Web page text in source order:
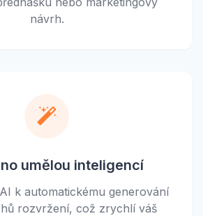
návrh.
umělou inteligencí
k automatickému generování
rozvržení, což zrychlí váš